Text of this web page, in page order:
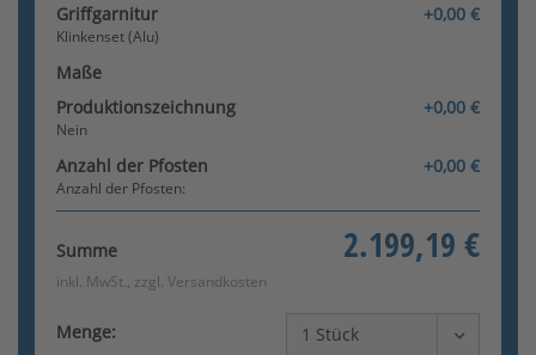
Griffgarnitur +0,00 €
Klinkenset (Alu)
Maße
Produktionszeichnung
+0,00 €
Nein
Anzahl der Pfosten +0,00 €
Anzahl der Pfosten:
Summe 2.199,19 €
inkl. MwSt., zzgl. Versandkosten
Menge: